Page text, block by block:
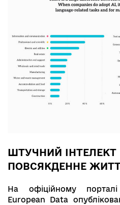
ШТУЧНИЙ ІНТЕЛЕКТ
ПОВСЯКДЕННЕ
На офіційному
Europеan Data